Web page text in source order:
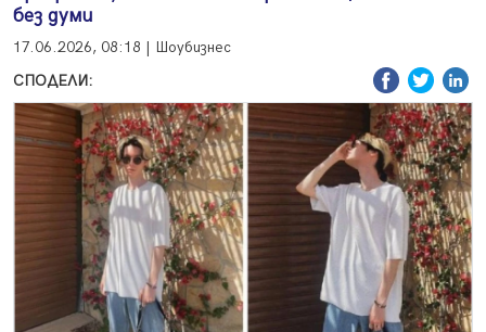
без думи
17.06.2026, 08:18 | Шоубизнес
СПОДЕЛИ: